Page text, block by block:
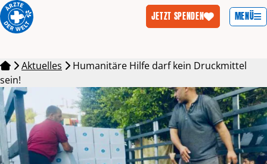
JETZT SPENDEN MENÜ
Aktuelles
Humanitäre Hilfe darf kein Druckmittel
sein!